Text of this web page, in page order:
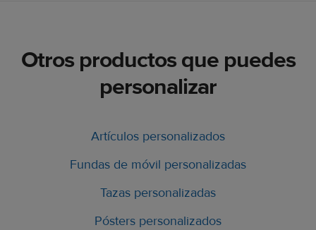
Otros productos que puedes
personalizar
Artículos personalizados
Fundas de móvil personalizadas
Tazas personalizadas
Pósters personalizados